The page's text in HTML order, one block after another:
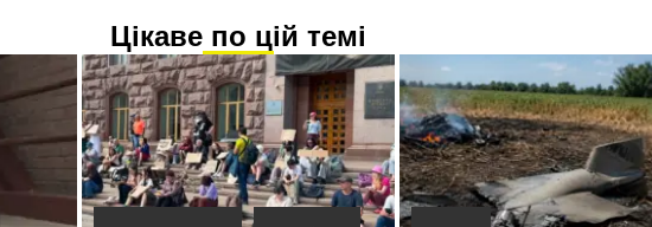
Цікаве по цій темі